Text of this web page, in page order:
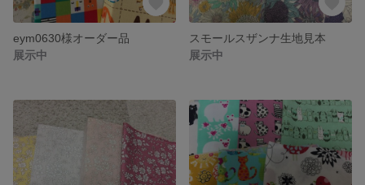
eym0630様オーダー品
展示中
スモールスザンナ生地見本
展示中